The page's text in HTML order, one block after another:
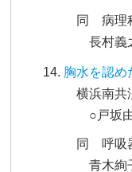
同 病理
長村義
胸水を認め
横浜南共
○戸坂
同 呼吸
青木絢